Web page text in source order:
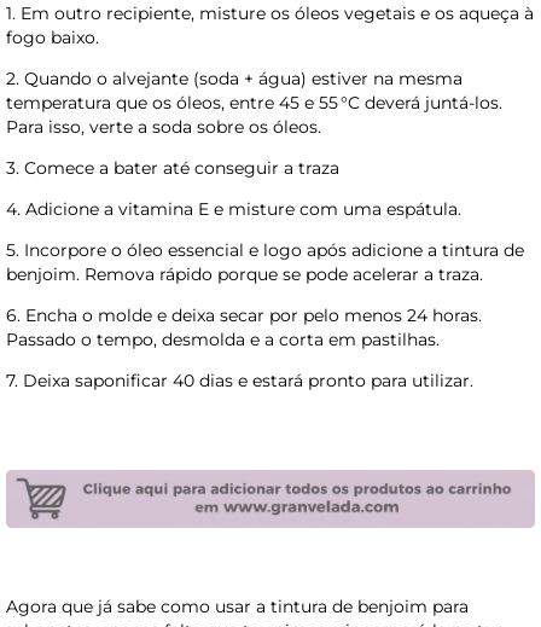
1. Em outro recipiente, misture os óleos vegetais e os aqueça à
fogo baixo.
2. Quando o alvejante (soda + água) estiver na mesma
temperatura que os óleos, entre 45 e 55 °C deverá juntá-los.
Para isso, verte a soda sobre os óleos.
3. Comece a bater até conseguir a traza
4. Adicione a vitamina E e misture com uma espátula.
5. Incorpore o óleo essencial e logo após adicione a tintura de
benjoim. Remova rápido porque se pode acelerar a traza.
6. Encha o molde e deixa secar por pelo menos 24 horas.
Passado o tempo, desmolda e a corta em pastilhas.
7. Deixa saponificar 40 dias e estará pronto para utilizar.
Agora que já sabe como usar a tintura de benjoim para